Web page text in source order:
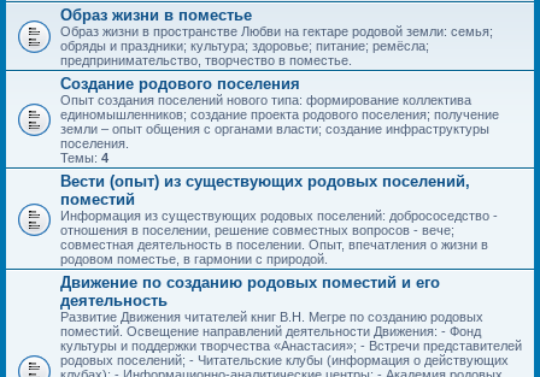
Образ жизни в поместье
Образ жизни в пространстве Любви на гектаре родовой земли: семья;
обряды и праздники; культура; здоровье; питание; ремёсла;
предпринимательство, творчество в поместье.
Создание родового поселения
Опыт создания поселений нового типа: формирование коллектива
единомышленников; создание проекта родового поселения; получение
земли – опыт общения с органами власти; создание инфраструктуры
поселения.
Темы: 4
Вести (опыт) из существующих родовых поселений,
поместий
Информация из существующих родовых поселений: добрососедство -
отношения в поселении, решение совместных вопросов - вече;
совместная деятельность в поселении. Опыт, впечатления о жизни в
родовом поместье, в гармонии с природой.
Движение по созданию родовых поместий и его
деятельность
Развитие Движения читателей книг В.Н. Мегре по созданию родовых
поместий. Освещение направлений деятельности Движения: - Фонд
культуры и поддержки творчества «Анастасия»; - Встречи представителей
родовых поселений; - Читательские клубы (информация о действующих